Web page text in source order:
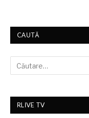
CAUTĂ
RLIVE TV